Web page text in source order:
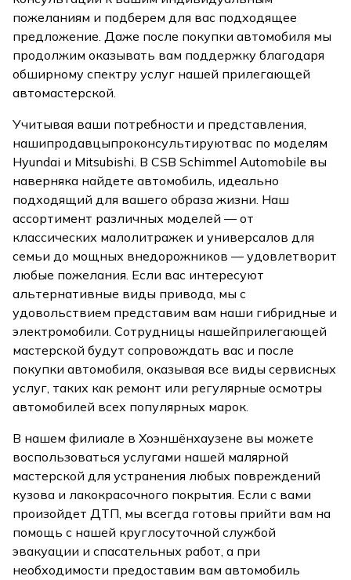
пожеланиям и подберем для вас подходящее
предложение. Даже после покупки автомобиля мы
продолжим оказывать вам поддержку благодаря
обширному спектру услуг нашей прилегающей
автомастерской.
Учитывая ваши потребности и представления,
нашипродавцыпроконсультируютвас по моделям
Hyundai и Mitsubishi. В CSB Schimmel Automobile вы
наверняка найдете автомобиль, идеально
подходящий для вашего образа жизни. Наш
ассортимент различных моделей — от
классических малолитражек и универсалов для
семьи до мощных внедорожников — удовлетворит
любые пожелания. Если вас интересуют
альтернативные виды привода, мы с
удовольствием представим вам наши гибридные и
электромобили. Сотрудницы нашейприлегающей
мастерской будут сопровождать вас и после
покупки автомобиля, оказывая все виды сервисных
услуг, таких как ремонт или регулярные осмотры
автомобилей всех популярных марок.
В нашем филиале в Хоэншёнхаузене вы можете
воспользоваться услугами нашей малярной
мастерской для устранения любых повреждений
кузова и лакокрасочного покрытия. Если с вами
произойдет ДТП, мы всегда готовы прийти вам на
помощь с нашей круглосуточной службой
эвакуации и спасательных работ, а при
необходимости предоставим вам автомобиль